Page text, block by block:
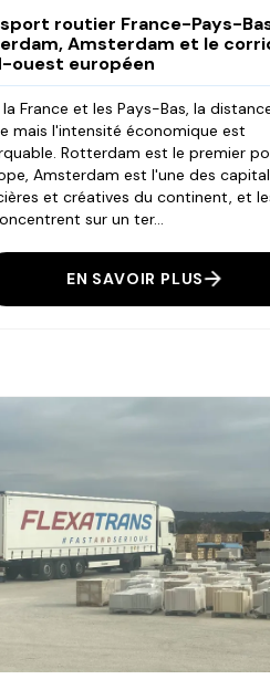
routier France-Pays-
Amsterdam et le
ouest européen
France et les Pays-Bas, la
mais l'intensité économique est
Rotterdam est le premier
Amsterdam est l'une des
et créatives du continent, et
sur un ter...
EN SAVOIR PLUS